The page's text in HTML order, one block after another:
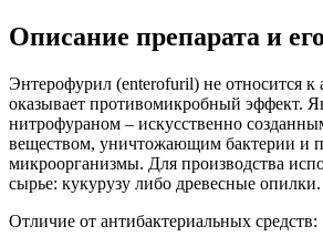
Описание препарата и
Энтерофурил (enterofuril) не относится к
оказывает противомикробный эффект.
нитрофураном – искусственно
веществом, уничтожающим бактерии и
микроорганизмы. Для производства
сырье: кукурузу либо древесные опилки.
Отличие от антибактериальных средств: